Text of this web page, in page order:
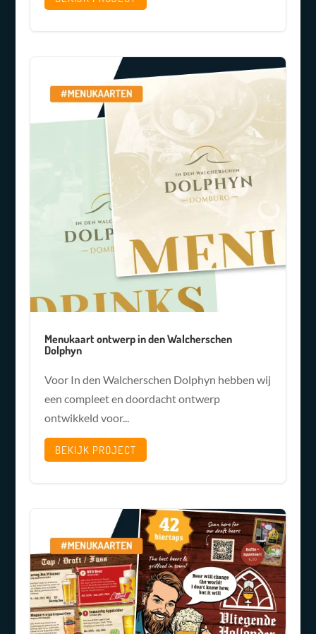
Menukaart ontwerp in den Walcherschen
Dolphyn
Voor In den Walcherschen Dolphyn hebben wij
een compleet en doordacht ontwerp
ontwikkeld voor...
BEKIJK PROJECT